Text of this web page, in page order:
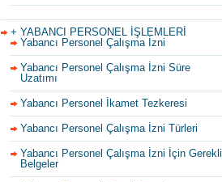
+ YABANCI PERSONEL İŞLEMLERİ
Yabancı Personel Çalışma İzni
Yabancı Personel Çalışma İzni Süre
Uzatımı
Yabancı Personel İkamet Tezkeresi
Yabancı Personel Çalışma İzni Türleri
Yabancı Personel Çalışma İzni İçin Gerekli
Belgeler